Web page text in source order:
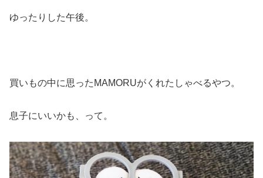
ゆったりした午後。
買いもの中に思ったMAMORUがくれたしゃべるやつ。
息子にいいかも、って。